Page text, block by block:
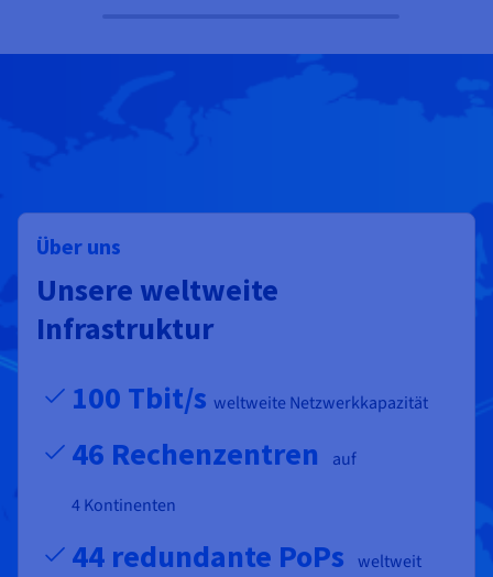
Über uns
Unsere weltweite
Infrastruktur
100 Tbit/s weltweite Netzwerkkapazität
46 Rechenzentren
auf
4 Kontinenten
44 redundante PoPs weltweit